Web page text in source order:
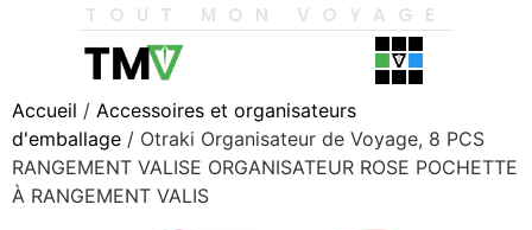
TOUT MON VOYAGE
Accueil / Accessoires et organisateurs
d'emballage / Otraki Organisateur de Voyage, 8 PCS
RANGEMENT VALISE ORGANISATEUR ROSE POCHETTE
À RANGEMENT VALIS